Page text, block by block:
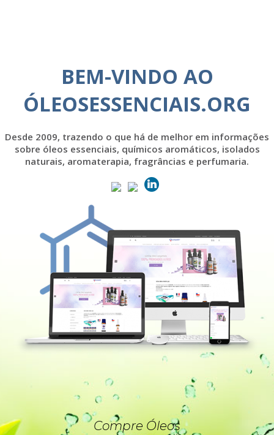
BEM-VINDO AO
ÓLEOSESSENCIAIS.ORG
Desde 2009, trazendo o que há de melhor em informações
sobre óleos essenciais, químicos aromáticos, isolados
naturais, aromaterapia, fragrâncias e perfumaria.
Compre Óleos